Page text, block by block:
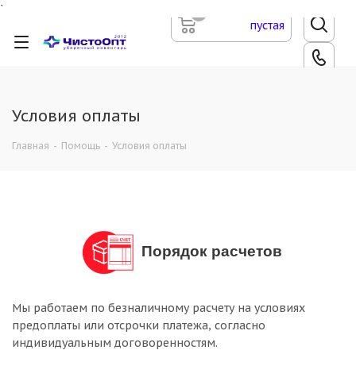
`
пустая
Условия оплаты
Главная - Помощь - Условия оплаты
Порядок расчетов
Мы работаем по безналичному расчету на условиях
предоплаты или отсрочки платежа, согласно
индивидуальным договоренностям.